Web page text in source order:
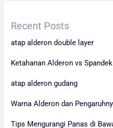
Recent Posts
atap alderon double layer
Ketahanan Alderon vs Spandek
atap alderon gudang
Warna Alderon dan
Tips Mengurangi Panas di